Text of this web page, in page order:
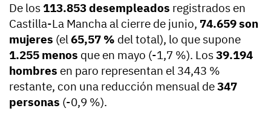
De los 113.853 desempleados registrados en
Castilla-La Mancha al cierre de junio, 74.659 son
mujeres (el65,57 % del total), lo que supone
1.255 menos que en mayo (-1,7 %). Los39.194
hombres en paro representan el 34,43 %
restante, con una reducción mensual de347
personas (-0,9 %).